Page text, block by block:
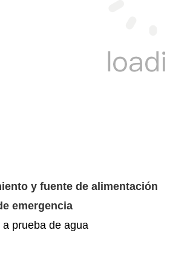
y fuente de alimentación
emergencia
a prueba de agua